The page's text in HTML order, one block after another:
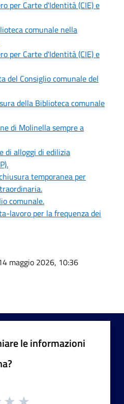
per Carte d'Identità (CIE) e
comunale nella
per Carte d'Identità (CIE) e
del Consiglio comunale del
della Biblioteca comunale
di Molinella sempre a
di alloggi di edilizia
temporanea per
comunale.
lavoro per la frequenza dei
maggio 2026, 10:36
le informazioni